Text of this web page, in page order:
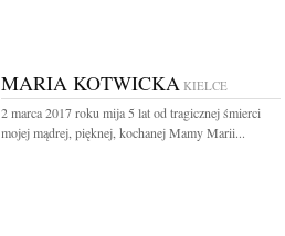
MARIA KOTWICKA KIELCE
2 marca 2017 roku mija 5 lat od tragicznej śmierci
mojej mądrej, pięknej, kochanej Mamy Marii...